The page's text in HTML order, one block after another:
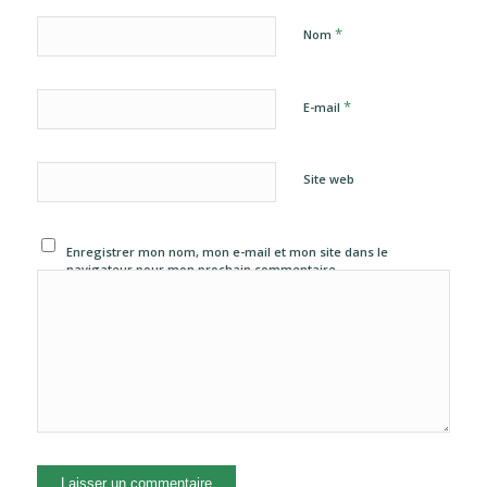
Nom *
E-mail *
Site web
Enregistrer mon nom, mon e-mail et mon site dans le
navigateur pour mon prochain commentaire.